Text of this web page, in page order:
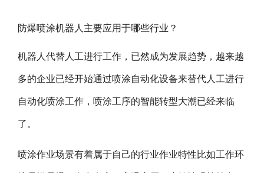
防爆喷涂机器人主要应用于哪些行业？
机器人代替人工进行工作，已然成为发展趋势，越来越
多的企业已经开始通过喷涂自动化设备来替代人工进行
自动化喷涂工作，喷涂工序的智能转型大潮已经来临
了。
喷涂作业场景有着属于自己的行业作业特性比如工作环